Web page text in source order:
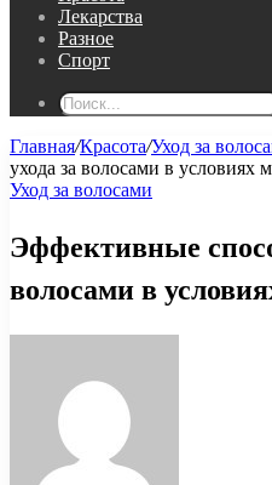
Лекарства
Разное
Спорт
Главная/Красота/Уход за
ухода за волосами в условиях
Уход за волосами
Эффективные
волосами в